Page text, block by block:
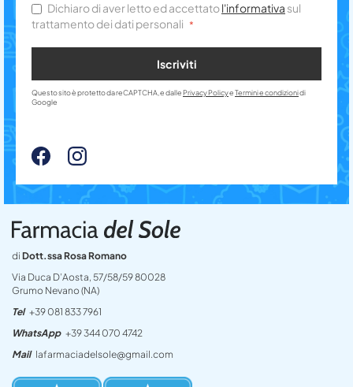
di Dott.ssa Rosa Romano
Via Duca D’Aosta, 57/58/59 80028
Grumo Nevano (NA)
Tel +39 081 833 7961
WhatsApp +39 344 070 4742
Mail lafarmaciadelsole@gmail.com
Dichiaro di aver letto ed accettatol'informativa sul
trattamento dei dati personali
Iscriviti
Questo sito è protetto da reCAPTCHA, e dalle Privacy PolicyeTermini e condizionidi
Google